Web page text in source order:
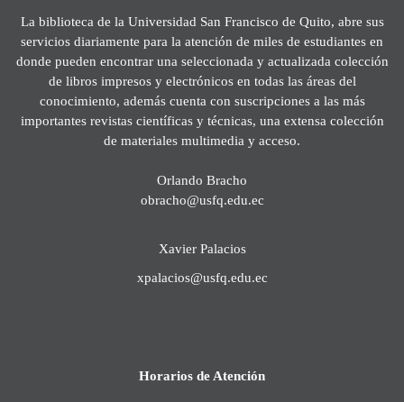
La biblioteca de la Universidad San Francisco de Quito, abre sus
servicios diariamente para la atención de miles de estudiantes en
donde pueden encontrar una seleccionada y actualizada colección
de libros impresos y electrónicos en todas las áreas del
conocimiento, además cuenta con suscripciones a las más
importantes revistas científicas y técnicas, una extensa colección
de materiales multimedia y acceso.
Orlando Bracho
obracho@usfq.edu.ec
Xavier Palacios
xpalacios@usfq.edu.ec
Horarios de Atención